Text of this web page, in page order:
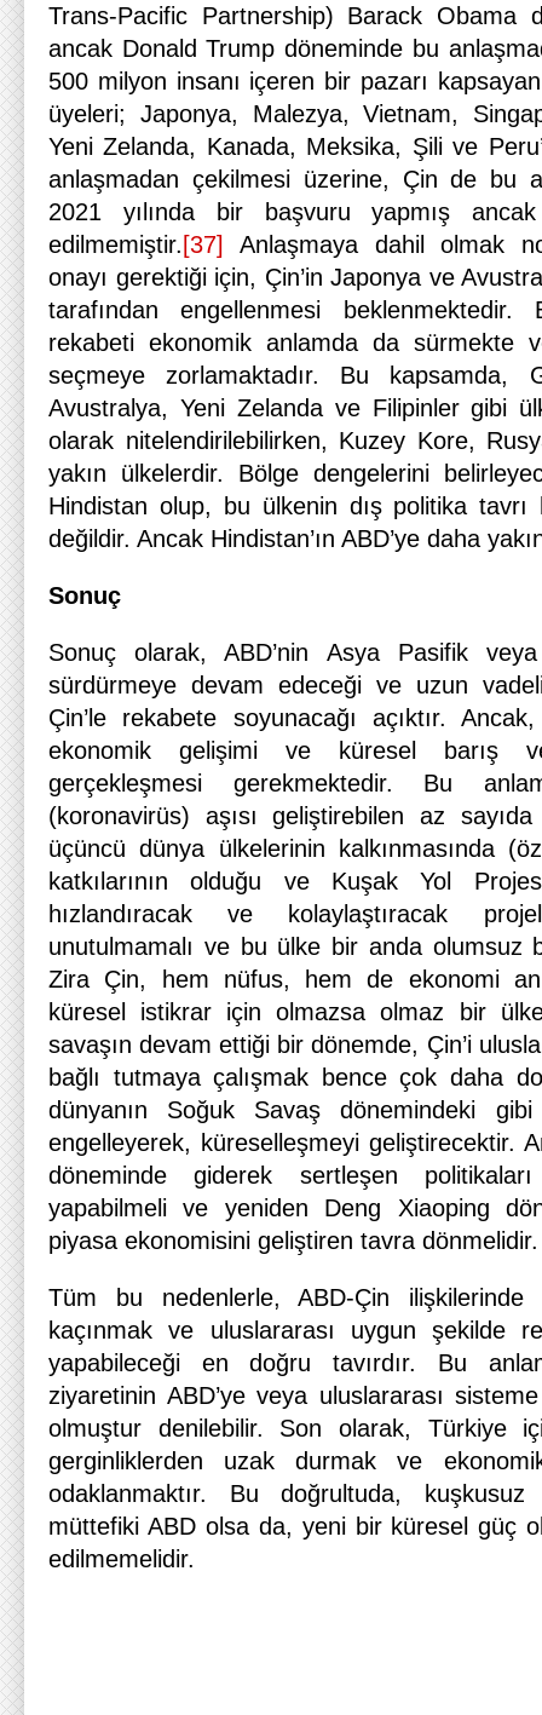
Trans-Pacific Partnership) Barack Obama
ancak Donald Trump döneminde bu
500 milyon insanı içeren bir pazarı
üyeleri; Japonya, Malezya, Vietnam,
Yeni Zelanda, Kanada, Meksika, Şili ve
anlaşmadan çekilmesi üzerine, Çin de bu
2021 yılında bir başvuru yapmış
edilmemiştir. [37]
Anlaşmaya dahil olmak
onayı gerektiği için, Çin’in Japonya ve
tarafından engellenmesi
rekabeti ekonomik anlamda da sürmekte
seçmeye zorlamaktadır. Bu kapsamda,
Avustralya, Yeni Zelanda ve Filipinler gibi
olarak nitelendirilebilirken, Kuzey Kore,
yakın ülkelerdir. Bölge dengelerini
Hindistan olup, bu ülkenin dış politika
değildir. Ancak Hindistan’ın ABD’ye daha
Sonuç
Sonuç olarak, ABD’nin Asya Pasifik veya
sürdürmeye devam edeceği ve uzun
Çin’le rekabete soyunacağı açıktır.
ekonomik gelişimi ve küresel barış
gerçekleşmesi gerekmektedir. Bu
(koronavirüs) aşısı geliştirebilen az
üçüncü dünya ülkelerinin kalkınmasında
katkılarının olduğu ve Kuşak Yol
hızlandıracak ve kolaylaştıracak
unutulmamalı ve bu ülke bir anda olumsuz
Zira Çin, hem nüfus, hem de ekonomi
küresel istikrar için olmazsa olmaz bir
savaşın devam ettiği bir dönemde, Çin’i
bağlı tutmaya çalışmak bence çok daha
dünyanın Soğuk Savaş dönemindeki
engelleyerek, küreselleşmeyi geliştirecektir.
döneminde giderek sertleşen
yapabilmeli ve yeniden Deng Xiaoping
piyasa ekonomisini geliştiren tavra dönmelidir.
Tüm bu nedenlerle, ABD-Çin ilişkilerinde
kaçınmak ve uluslararası uygun şekilde
yapabileceği en doğru tavırdır. Bu
ziyaretinin ABD’ye veya uluslararası
olmuştur denilebilir. Son olarak, Türkiye
gerginliklerden uzak durmak ve
odaklanmaktır. Bu doğrultuda, kuşkusuz
müttefiki ABD olsa da, yeni bir küresel güç
edilmemelidir.